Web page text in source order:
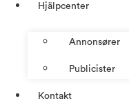
Hjälpcenter
Annonsører
Publicister
Kontakt